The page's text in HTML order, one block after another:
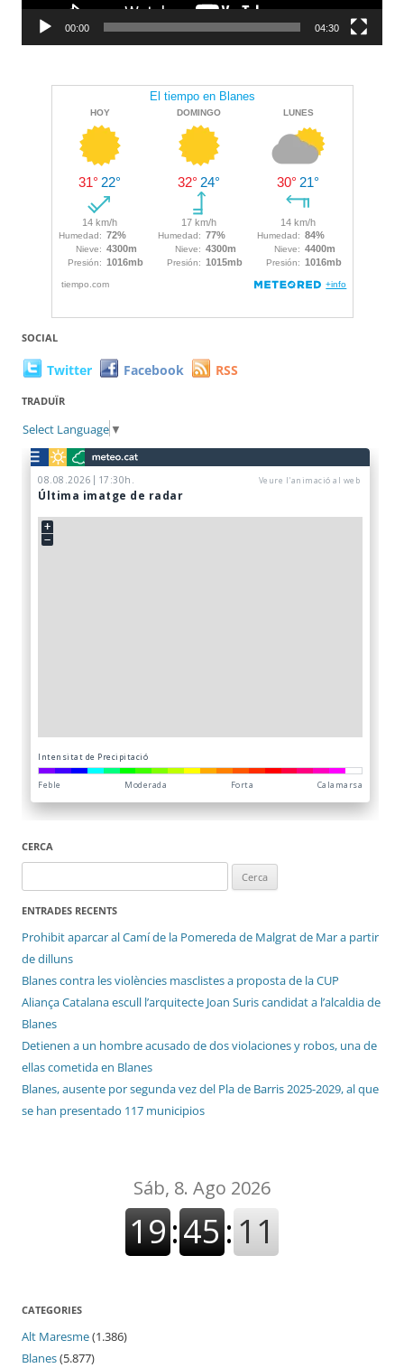
00:00 04:30
SOCIAL
Twitter Facebook RSS
TRADUÏR
Select Language ▼
CERCA
ENTRADES RECENTS
Prohibit aparcar al Camí de la Pomereda de Malgrat de Mar a partir
de dilluns
Blanes contra les violències masclistes a proposta de la CUP
Aliança Catalana escull l’arquitecte Joan Suris candidat a l’alcaldia de
Blanes
Detienen a un hombre acusado de dos violaciones y robos, una de
ellas cometida en Blanes
Blanes, ausente por segunda vez del Pla de Barris 2025-2029, al que
se han presentado 117 municipios
CATEGORIES
Alt Maresme(1.386)
Blanes(5.877)